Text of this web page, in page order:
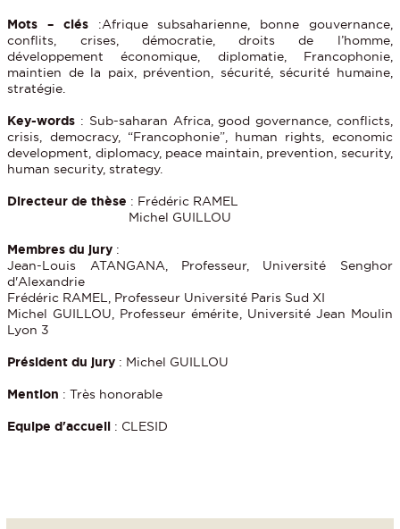
Mots – clés :Afrique subsaharienne, bonne gouvernance,
conflits, crises, démocratie, droits de l’homme,
développement économique, diplomatie, Francophonie,
maintien de la paix, prévention, sécurité, sécurité humaine,
stratégie.
Key-words : Sub-saharan Africa, good governance, conflicts,
crisis, democracy, “Francophonie”, human rights, economic
development, diplomacy, peace maintain, prevention, security,
human security, strategy.
Directeur de thèse : Frédéric RAMEL
Michel GUILLOU
Membres du jury :
Jean-Louis ATANGANA, Professeur, Université Senghor
d'Alexandrie
Frédéric RAMEL, Professeur Université Paris Sud XI
Michel GUILLOU, Professeur émérite, Université Jean Moulin
Lyon 3
Président du jury : Michel GUILLOU
Mention : Très honorable
Equipe d'accueil : CLESID